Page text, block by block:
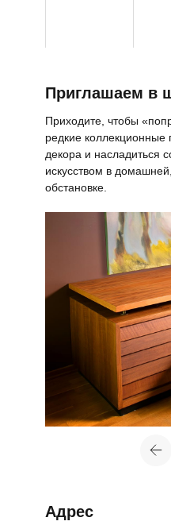
Адрес
Приглашаем в
Приходите, чтобы
редкие
декора и насладиться
искусством в
обстановке.